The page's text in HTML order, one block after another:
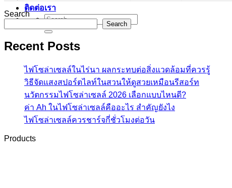
ติดต่อเรา
Search
for:
Search
Search
Recent Posts
ไฟโซล่าเซลล์ในไร่นา ผลกระทบต่อสิ่งแวดล้อมที่ควรรู้
วิธีจัดแสงสปอร์ตไลท์ในสวนให้ดูสวยเหมือนรีสอร์ท
นวัตกรรมไฟโซล่าเซลล์ 2026 เลือกแบบไหนดี?
ค่า Ah ในไฟโซล่าเซลล์คืออะไร สำคัญยังไง
ไฟโซล่าเซลล์ควรชาร์จกี่ชั่วโมงต่อวัน
Products